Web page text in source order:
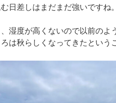
む日差しはまだまだ強いですね。
、湿度が高くないので以前の
は秋らしくなってきたという